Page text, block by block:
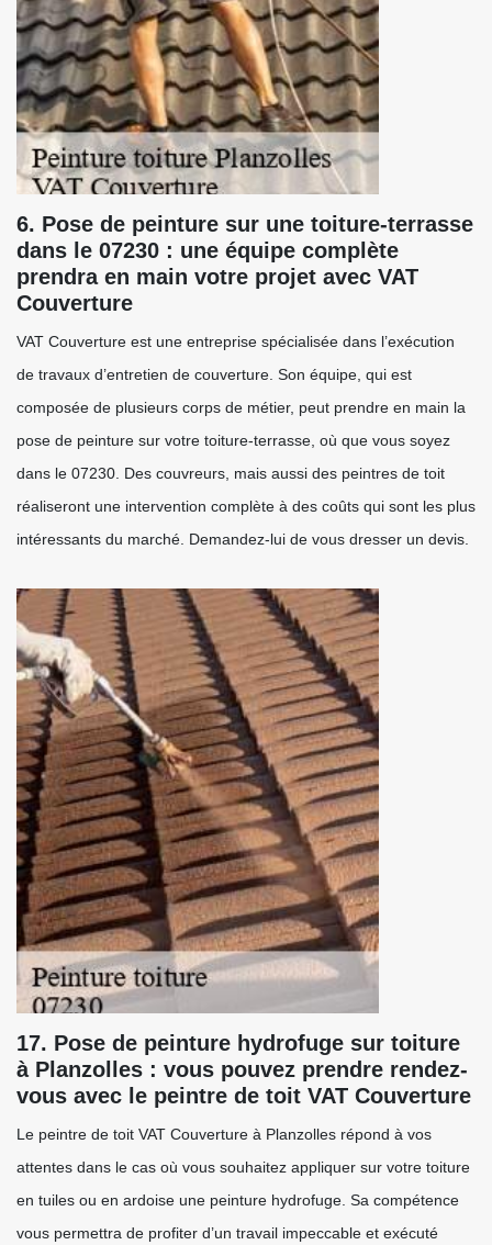
6. Pose de peinture sur une toiture-terrasse
dans le 07230 : une équipe complète
prendra en main votre projet avec VAT
Couverture
VAT Couverture est une entreprise spécialisée dans l’exécution
de travaux d’entretien de couverture. Son équipe, qui est
composée de plusieurs corps de métier, peut prendre en main la
pose de peinture sur votre toiture-terrasse, où que vous soyez
dans le 07230. Des couvreurs, mais aussi des peintres de toit
réaliseront une intervention complète à des coûts qui sont les plus
intéressants du marché. Demandez-lui de vous dresser un devis.
17. Pose de peinture hydrofuge sur toiture
à Planzolles : vous pouvez prendre rendez-
vous avec le peintre de toit VAT Couverture
Le peintre de toit VAT Couverture à Planzolles répond à vos
attentes dans le cas où vous souhaitez appliquer sur votre toiture
en tuiles ou en ardoise une peinture hydrofuge. Sa compétence
vous permettra de profiter d’un travail impeccable et exécuté